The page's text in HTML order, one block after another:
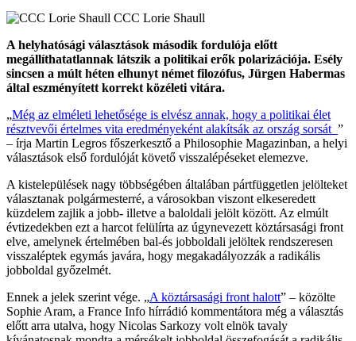
CCC Lorie Shaull
A helyhatósági választások második fordulója előtt
megállíthatatlannak látszik a politikai erők polarizációja. Esély
sincsen a múlt héten elhunyt német filozófus, Jürgen Habermas
által eszményített korrekt közéleti vitára.
„Még az elméleti lehetősége is elvész annak, hogy a politikai élet
résztvevői értelmes vita eredményeként alakítsák az ország sorsát ”
– írja Martin Legros főszerkesztő a Philosophie Magazinban, a helyi
választások első fordulóját követő visszalépéseket elemezve.
A kistelepülések nagy többségében általában pártfüggetlen jelölteket
választanak polgármesterré, a városokban viszont elkeseredett
küzdelem zajlik a jobb- illetve a baloldali jelölt között. Az elmúlt
évtizedekben ezt a harcot felülírta az úgynevezett köztársasági front
elve, amelynek értelmében bal-és jobboldali jelöltek rendszeresen
visszaléptek egymás javára, hogy megakadályozzák a radikális
jobboldal győzelmét.
Ennek a jelek szerint vége. „A köztársasági front halott” – közölte
Sophie Aram, a France Info hírrádió kommentátora még a választás
előtt arra utalva, hogy Nicolas Sarkozy volt elnök tavaly